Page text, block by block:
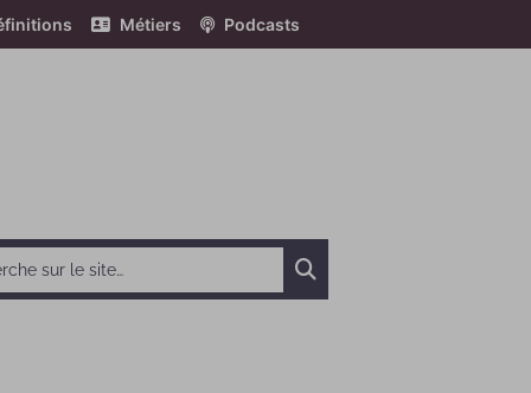
Métiers Podcasts